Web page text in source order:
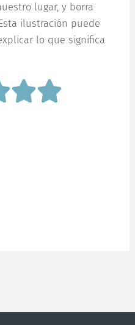
lugar, y borra
ilustración puede
lo que significa